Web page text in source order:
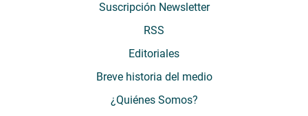
Suscripción Newsletter
RSS
Editoriales
Breve historia del medio
¿Quiénes Somos?